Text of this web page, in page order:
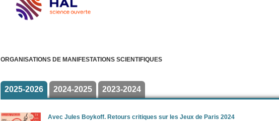
ORGANISATIONS DE MANIFESTATIONS SCIENTIFIQUES
2025-2026 2024-2025 2023-2024
Avec Jules Boykoff. Retours critiques sur les Jeux de Paris 2024